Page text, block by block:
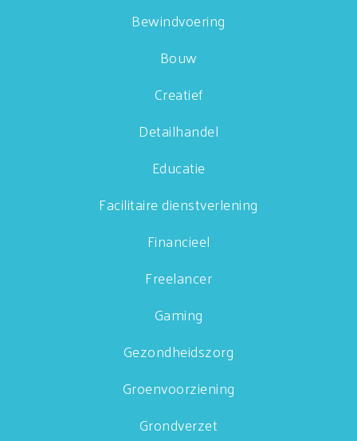
Bewindvoering
Bouw
Creatief
Detailhandel
Educatie
Facilitaire dienstverlening
Financieel
Freelancer
Gaming
Gezondheidszorg
Groenvoorziening
Grondverzet